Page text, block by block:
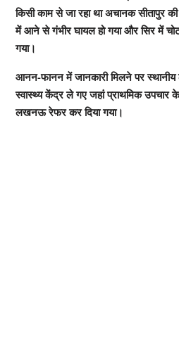
किसी काम से जा रहा था अचानक सीतापुर
में आने से गंभीर घायल हो गया और सिर में
गया।
आनन-फानन में जानकारी मिलने पर स्थानीय
स्वास्थ्य केंद्र ले गए जहां प्राथमिक
लखनऊ रेफर कर दिया गया।